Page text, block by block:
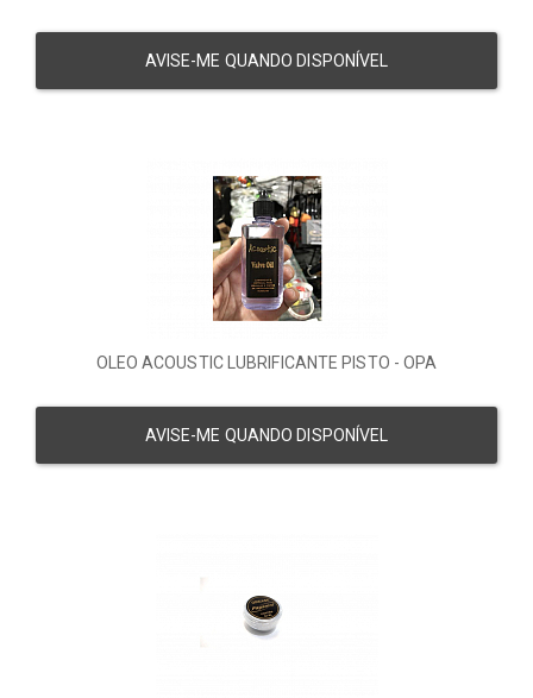
AVISE-ME QUANDO DISPONÍVEL
OLEO ACOUSTIC LUBRIFICANTE PISTO - OPA
AVISE-ME QUANDO DISPONÍVEL